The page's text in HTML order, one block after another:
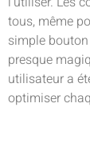
tous, même
simple
presque
utilisateur a
optimiser